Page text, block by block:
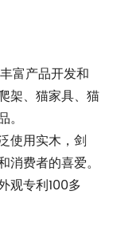
富产品开发和
架、猫家具、猫
使用实木，剑
费者的喜爱。
观专利100多